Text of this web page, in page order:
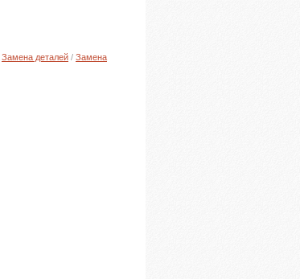
Замена деталей / Замена